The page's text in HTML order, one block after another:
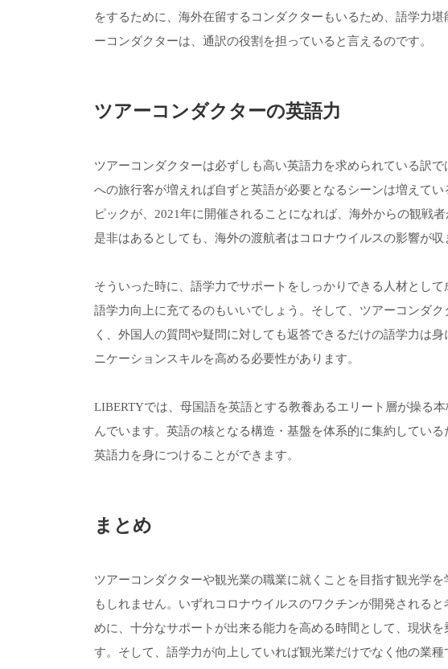
をするために、海外在留するコンダクターもいるため、語学力
ーコンダクターは、通訳の役割を担っていると言えるのです。
ツアーコンダクターの英語力
ツアーコンダクターは必ずしも高い英語力を求められている訳
への旅行客が増えれば自ずと英語が必要となるシーンは増えて
ピックが、2021年に開催されることになれば、海外からの観戦
是非はあるとしても、海外の渡航者はコロナウイルスの影響が収
そういった時に、語学力でサポートをしっかりできる人材とし
語学力向上に充てるのもいいでしょう。そして、ツアーコンダ
く、外国人の質問や疑問に対しても返答できるだけの語学力は
ニケーションスキルを高める必要性があります。
LIBERTYでは、母国語を英語とする教養あるエリート層が操る
んでいます。英語の核となる構造・基盤を体系的に集約してい
英語力を身につけることができます。
まとめ
ツアーコンダクターや観光業の職業に就くことを目指す観光学
もしれません。いずれコロナウイルスのワクチンが開発される
めに、十分なサポートが出来る能力を高める時間として、現状
す。そして、語学力が向上していれば観光業だけでなく他の業